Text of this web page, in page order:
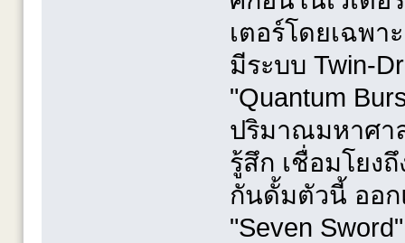
เตอร์โดยเฉพาะ
มีระบบ Twin-
"Quantum
ปริมาณมหาศา
รู้สึก เชื่อมโยง
กันดั้มตัวนี้ ออก
"Seven